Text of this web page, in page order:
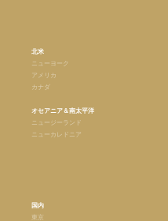
北米
ニューヨーク
アメリカ
カナダ
オセアニア＆南太平洋
ニュージーランド
ニューカレドニア
国内
東京